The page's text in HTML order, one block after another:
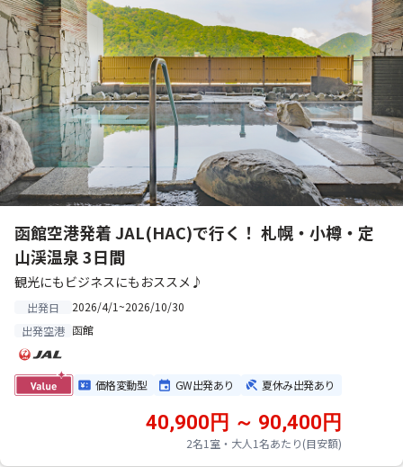
函館空港発着 JAL(HAC)で行く！ 札幌・小樽・定
山渓温泉 3日間
観光にもビジネスにもおススメ♪
出発日
2026/4/1~2026/10/30
出発空港 函館
価格変動型 GW出発あり 夏休み出発あり
2名1室・大人1名あたり(目安額)
40,900円 ～ 90,400円